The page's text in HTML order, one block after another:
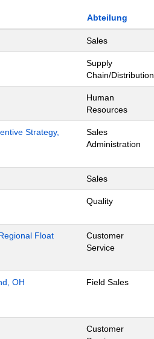
Abteilung
Sales
Supply
Chain/Distribution
Human
Resources
Strategy,
Sales
Administration
Sales
Quality
Float
Customer
Service
OH Field Sales
Customer